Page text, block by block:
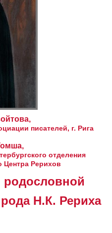
писателей, г. Рига
отделения
Центра Рерихов
родословной
Н.К. Рериха